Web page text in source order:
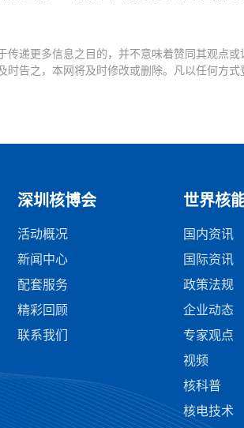
递更多信息之目的，并不意味着赞同其观点
告之，本网将及时修改或删除。凡以任何方
深圳核博会
活动概况
新闻中心
配套服务
精彩回顾
联系我们
世界核
国内资讯
国际资讯
政策法规
企业动态
专家观点
视频
核科普
核电技术